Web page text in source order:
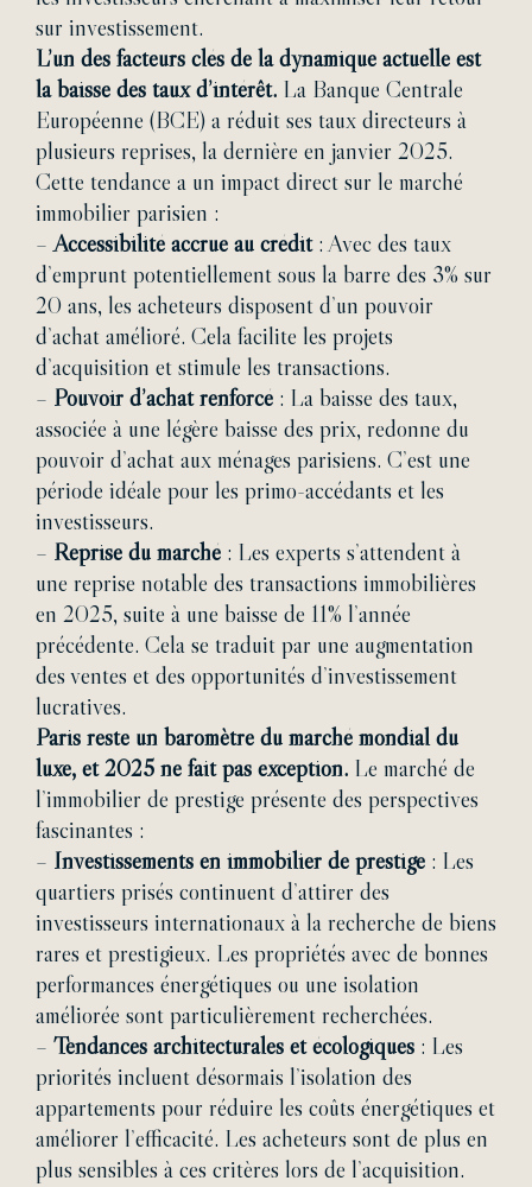
sur investissement.
L’un des facteurs clés de la dynamique actuelle est
la baisse des taux d’intérêt. La Banque Centrale
Européenne (BCE) a réduit ses taux directeurs à
plusieurs reprises, la dernière en janvier 2025.
Cette tendance a un impact direct sur le marché
immobilier parisien :
–Accessibilité accrue au crédit: Avec des taux
d’emprunt potentiellement sous la barre des 3% sur
20 ans, les acheteurs disposent d’un pouvoir
d’achat amélioré. Cela facilite les projets
d’acquisition et stimule les transactions.
– Pouvoir d’achat renforcé : La baisse des taux,
associée à une légère baisse des prix, redonne du
pouvoir d’achat aux ménages parisiens. C’est une
période idéale pour les primo-accédants et les
investisseurs.
– Reprise du marché : Les experts s’attendent à
une reprise notable des transactions immobilières
en 2025, suite à une baisse de 11% l’année
précédente. Cela se traduit par une augmentation
des ventes et des opportunités d’investissement
lucratives.
Paris reste un baromètre du marché mondial du
luxe, et 2025 ne fait pas exception. Le marché de
l’immobilier de prestige présente des perspectives
fascinantes :
– Investissements en immobilier de prestige : Les
quartiers prisés continuent d’attirer des
investisseurs internationaux à la recherche de biens
rares et prestigieux. Les propriétés avec de bonnes
performances énergétiques ou une isolation
améliorée sont particulièrement recherchées.
– Tendances architecturales et écologiques : Les
priorités incluent désormais l’isolation des
appartements pour réduire les coûts énergétiques et
améliorer l’efficacité. Les acheteurs sont de plus en
plus sensibles à ces critères lors de l’acquisition.